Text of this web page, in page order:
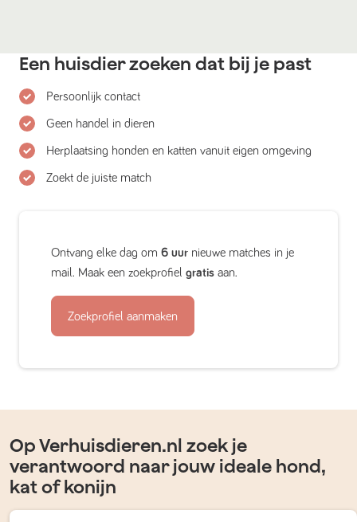
Een huisdier zoeken dat bij je past
Persoonlijk contact
Geen handel in dieren
Herplaatsing honden en katten vanuit eigen omgeving
Zoekt de juiste match
Ontvang elke dag om 6 uur nieuwe matches in je
mail. Maak een zoekprofiel gratis aan.
Zoekprofiel aanmaken
Op Verhuisdieren.nl zoek je
verantwoord naar jouw ideale hond,
kat of konijn